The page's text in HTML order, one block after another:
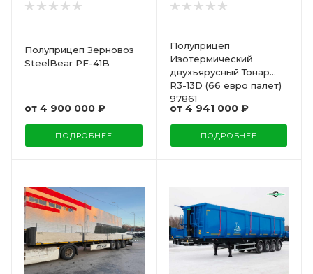
Полуприцеп Зерновоз
SteelBear PF-41B
от 4 900 000 ₽
ПОДРОБНЕЕ
Полуприцеп
Изотермический
двухъярусный Тонар
R3-13D (66 евро палет)
97861
от 4 941 000 ₽
ПОДРОБНЕЕ